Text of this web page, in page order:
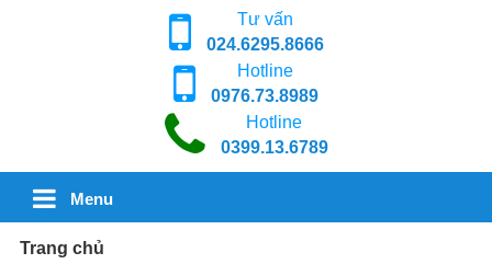
Tư vấn
024.6295.8666
Hotline
0976.73.8989
Hotline
0399.13.6789
Menu
Trang chủ